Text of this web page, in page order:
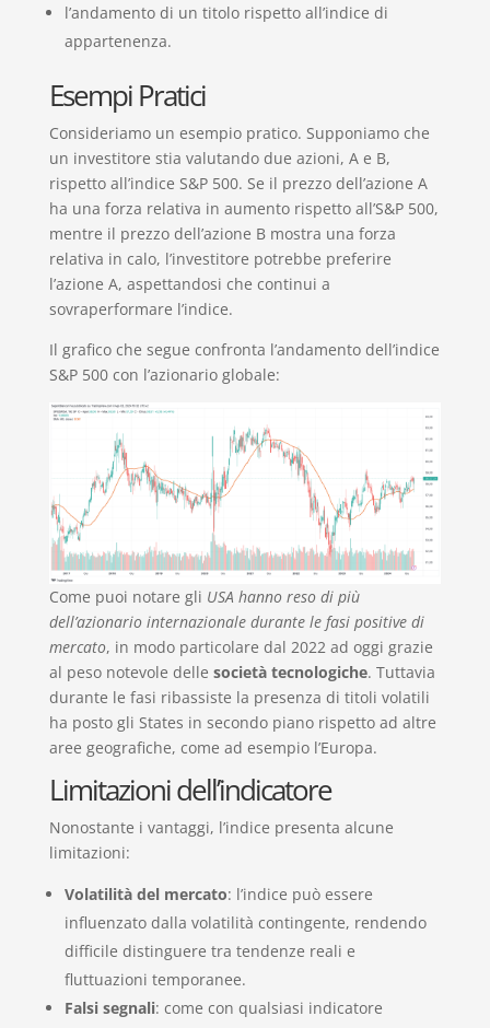
l’andamento di un titolo rispetto all’indice di
appartenenza.
Esempi Pratici
Consideriamo un esempio pratico. Supponiamo che
un investitore stia valutando due azioni, A e B,
rispetto all’indice S&P 500. Se il prezzo dell’azione A
ha una forza relativa in aumento rispetto all’S&P 500,
mentre il prezzo dell’azione B mostra una forza
relativa in calo, l’investitore potrebbe preferire
l’azione A, aspettandosi che continui a
sovraperformare l’indice.
Il grafico che segue confronta l’andamento dell’indice
S&P 500 con l’azionario globale:
Come puoi notare gli USA hanno reso di più
dell’azionario internazionale durante le fasi positive di
mercato, in modo particolare dal 2022 ad oggi grazie
al peso notevole delle società tecnologiche. Tuttavia
durante le fasi ribassiste la presenza di titoli volatili
ha posto gli States in secondo piano rispetto ad altre
aree geografiche, come ad esempio l’Europa.
Limitazioni dell’indicatore
Nonostante i vantaggi, l’indice presenta alcune
limitazioni:
Volatilità del mercato: l’indice può essere
influenzato dalla volatilità contingente, rendendo
difficile distinguere tra tendenze reali e
fluttuazioni temporanee.
Falsi segnali: come con qualsiasi indicatore